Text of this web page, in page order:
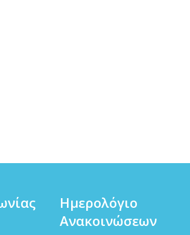
Ημερολόγιο
Ανακοινώσεων